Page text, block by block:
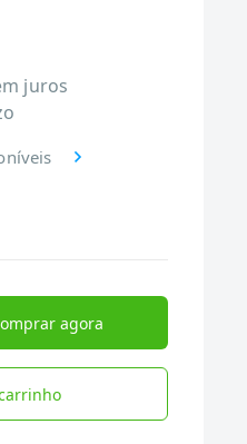
juros
agora